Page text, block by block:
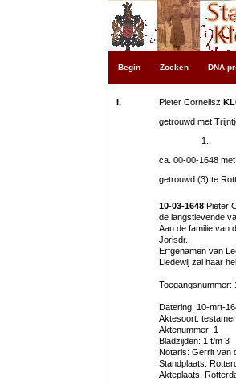
Begin Zoeken DNA-
I. Pieter Cornelisz
getrouwd met
1.
ca. 00-00-1648
getrouwd (3) te
10-03-1648Pieter
de langstlevende
Aan de familie van
Jorisdr.
Erfgenamen van
Liedewij zal haar
Toegangsnummer:
Datering: 10-mrt-
Aktesoort:
Aktenummer: 1
Bladzijden: 1 t/m 3
Notaris: Gerrit van
Standplaats:
Akteplaats: